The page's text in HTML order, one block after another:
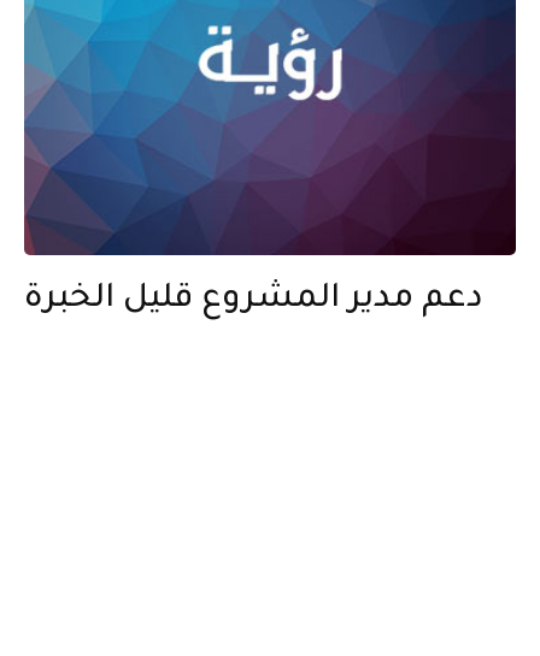
دعم مدير المشروع قليل الخبرة